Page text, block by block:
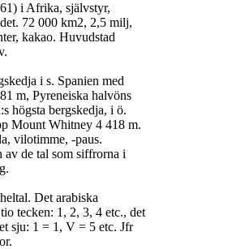
i Afrika, självstyr,
72 000 km2, 2,5 milj,
kakao. Huvudstad
i s. Spanien med
m, Pyreneiska halvöns
högsta bergskedja, i ö.
Mount Whitney 4 418 m.
vilotimme, -paus.
av de tal som siffrorna i
Det arabiska
tecken: 1, 2, 3, 4 etc., det
sju: 1 = 1, V = 5 etc. Jfr